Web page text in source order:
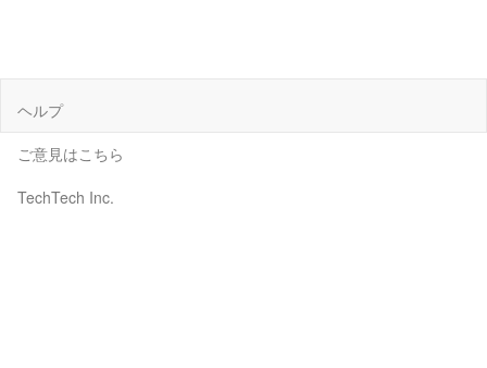
ヘルプ
ご意見はこちら
TechTech Inc.